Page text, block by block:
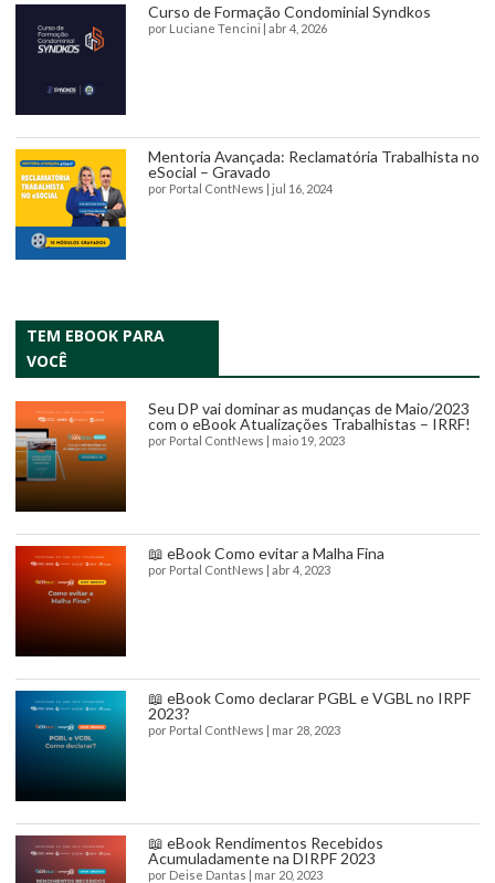
Curso de Formação Condominial Syndkos
por Luciane Tencini | abr 4, 2026
Mentoria Avançada: Reclamatória Trabalhista no
eSocial – Gravado
por Portal ContNews | jul 16, 2024
TEM EBOOK PARA
VOCÊ
Seu DP vai dominar as mudanças de Maio/2023
com o eBook Atualizações Trabalhistas – IRRF!
por Portal ContNews | maio 19, 2023
📖 eBook Como evitar a Malha Fina
por Portal ContNews | abr 4, 2023
📖 eBook Como declarar PGBL e VGBL no IRPF
2023?
por Portal ContNews | mar 28, 2023
📖 eBook Rendimentos Recebidos
Acumuladamente na DIRPF 2023
por Deise Dantas | mar 20, 2023